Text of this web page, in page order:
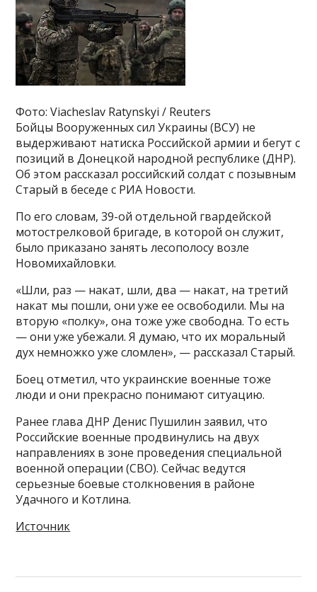
Фото: Viacheslav Ratynskyi / Reuters
Бойцы Вооруженных сил Украины (ВСУ) не
выдерживают натиска Российской армии и бегут с
позиций в Донецкой народной республике (ДНР).
Об этом рассказал российский солдат с позывным
Старый в беседе с РИА Новости.
По его словам, 39-ой отдельной гвардейской
мотострелковой бригаде, в которой он служит,
было приказано занять лесополосу возле
Новомихайловки.
«Шли, раз — накат, шли, два — накат, на третий
накат мы пошли, они уже ее освободили. Мы на
вторую «полку», она тоже уже свободна. То есть
— они уже убежали. Я думаю, что их моральный
дух немножко уже сломлен», — рассказал Старый.
Боец отметил, что украинские военные тоже
люди и они прекрасно понимают ситуацию.
Ранее глава ДНР Денис Пушилин заявил, что
Российские военные продвинулись на двух
направлениях в зоне проведения специальной
военной операции (СВО). Сейчас ведутся
серьезные боевые столкновения в районе
Удачного и Котлина.
Источник